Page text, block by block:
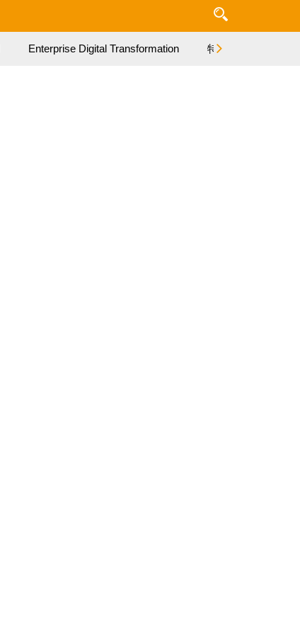
Enterprise Digital Transformation 特集